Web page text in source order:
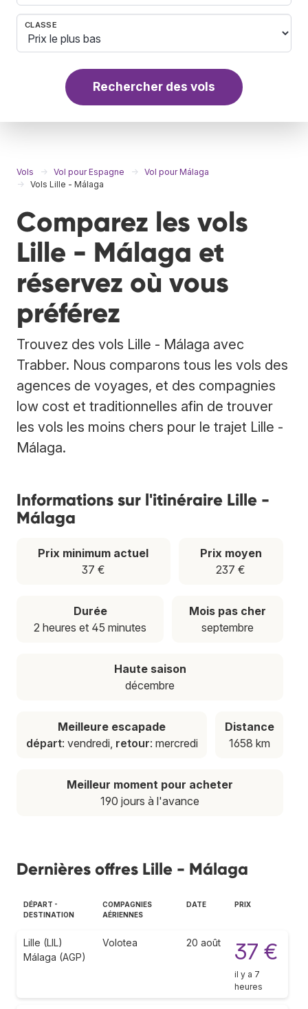
CLASSE
Rechercher des vols
Vols Vol pour Espagne
Vol pour Málaga
Vols Lille - Málaga
Comparez les vols
Lille - Málaga et
réservez où vous
préférez
Trouvez des vols Lille - Málaga avec
Trabber. Nous comparons tous les vols des
agences de voyages, et des compagnies
low cost et traditionnelles afin de trouver
les vols les moins chers pour le trajet Lille -
Málaga.
Informations sur l'itinéraire Lille -
Málaga
Prix minimum actuel
37 €
Prix moyen
237 €
Durée
2 heures et 45 minutes
Mois pas cher
septembre
Haute saison
décembre
Meilleure escapade
départ: vendredi, retour: mercredi
Distance
1658 km
Meilleur moment pour acheter
190 jours à l'avance
Dernières offres Lille - Málaga
DÉPART -
DESTINATION
COMPAGNIES
AÉRIENNES
DATE PRIX
Lille (LIL)
Málaga (AGP)
Volotea 20 août 37 €
il y a 7
heures